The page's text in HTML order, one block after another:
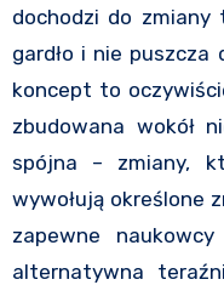
dochodzi do zmiany
gardło i nie puszcza
koncept to
zbudowana wokół
spójna – zmiany,
wywołują określone
zapewne
alternatywna